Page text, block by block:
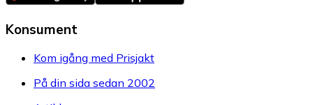
Konsument
Kom igång med Prisjakt
På din sida sedan 2002